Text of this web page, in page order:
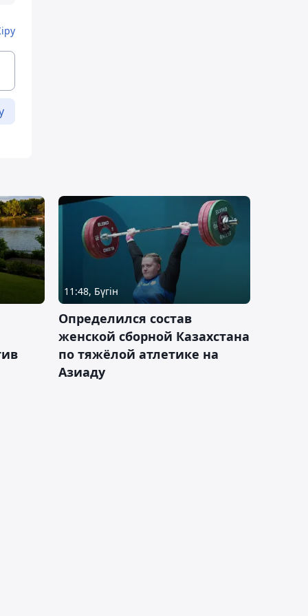
11:48, Бүгін
Определился состав
женской сборной Казахстана
по тяжёлой атлетике на
Азиаду